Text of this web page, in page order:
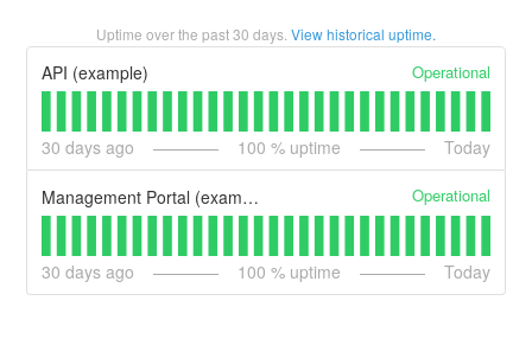
Uptime over the past30 days. View historical uptime.
API (example) Operational
30 days ago 100 % uptime Today
Management Portal (example) Operational
30 days ago 100 % uptime Today